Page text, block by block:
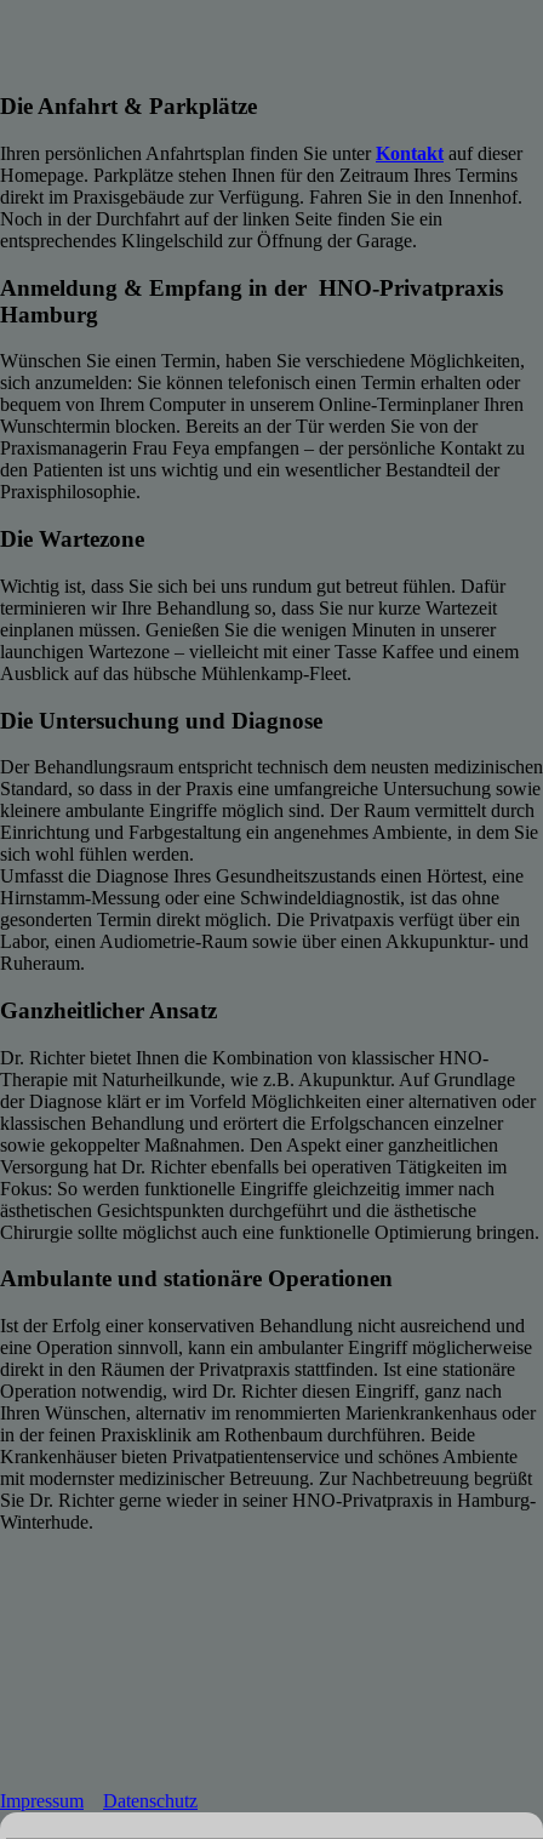
Die Anfahrt & Parkplätze
Ihren persönlichen Anfahrtsplan finden Sie unter Kontakt auf dieser
Homepage. Parkplätze stehen Ihnen für den Zeitraum Ihres Termins
direkt im Praxisgebäude zur Verfügung. Fahren Sie in den Innenhof.
Noch in der Durchfahrt auf der linken Seite finden Sie ein
entsprechendes Klingelschild zur Öffnung der Garage.
Anmeldung & Empfang in der HNO-Privatpraxis
Hamburg
Wünschen Sie einen Termin, haben Sie verschiedene Möglichkeiten,
sich anzumelden: Sie können telefonisch einen Termin erhalten oder
bequem von Ihrem Computer in unserem Online-Terminplaner Ihren
Wunschtermin blocken. Bereits an der Tür werden Sie von der
Praxismanagerin Frau Feya empfangen – der persönliche Kontakt zu
den Patienten ist uns wichtig und ein wesentlicher Bestandteil der
Praxisphilosophie.
Die Wartezone
Wichtig ist, dass Sie sich bei uns rundum gut betreut fühlen. Dafür
terminieren wir Ihre Behandlung so, dass Sie nur kurze Wartezeit
einplanen müssen. Genießen Sie die wenigen Minuten in unserer
launchigen Wartezone – vielleicht mit einer Tasse Kaffee und einem
Ausblick auf das hübsche Mühlenkamp-Fleet.
Die Untersuchung und Diagnose
Der Behandlungsraum entspricht technisch dem neusten medizinischen
Standard, so dass in der Praxis eine umfangreiche Untersuchung sowie
kleinere ambulante Eingriffe möglich sind. Der Raum vermittelt durch
Einrichtung und Farbgestaltung ein angenehmes Ambiente, in dem Sie
sich wohl fühlen werden.
Umfasst die Diagnose Ihres Gesundheitszustands einen Hörtest, eine
Hirnstamm-Messung oder eine Schwindeldiagnostik, ist das ohne
gesonderten Termin direkt möglich. Die Privatpaxis verfügt über ein
Labor, einen Audiometrie-Raum sowie über einen Akkupunktur- und
Ruheraum.
Ganzheitlicher Ansatz
Dr. Richter bietet Ihnen die Kombination von klassischer HNO-
Therapie mit Naturheilkunde, wie z.B. Akupunktur. Auf Grundlage
der Diagnose klärt er im Vorfeld Möglichkeiten einer alternativen oder
klassischen Behandlung und erörtert die Erfolgschancen einzelner
sowie gekoppelter Maßnahmen. Den Aspekt einer ganzheitlichen
Versorgung hat Dr. Richter ebenfalls bei operativen Tätigkeiten im
Fokus: So werden funktionelle Eingriffe gleichzeitig immer nach
ästhetischen Gesichtspunkten durchgeführt und die ästhetische
Chirurgie sollte möglichst auch eine funktionelle Optimierung bringen.
Ambulante und stationäre Operationen
Ist der Erfolg einer konservativen Behandlung nicht ausreichend und
eine Operation sinnvoll, kann ein ambulanter Eingriff möglicherweise
direkt in den Räumen der Privatpraxis stattfinden. Ist eine stationäre
Operation notwendig, wird Dr. Richter diesen Eingriff, ganz nach
Ihren Wünschen, alternativ im renommierten Marienkrankenhaus oder
in der feinen Praxisklinik am Rothenbaum durchführen. Beide
Krankenhäuser bieten Privatpatientenservice und schönes Ambiente
mit modernster medizinischer Betreuung. Zur Nachbetreuung begrüßt
Sie Dr. Richter gerne wieder in seiner HNO-Privatpraxis in Hamburg-
Winterhude.
Impressum Datenschutz